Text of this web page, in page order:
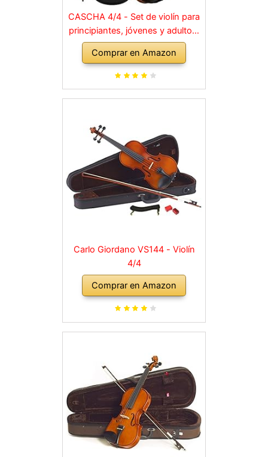
CASCHA 4/4 - Set de violín para
principiantes, jóvenes y adultos,
violín macizo con arco, colofonia,
cuerdas de repuesto, soporte
para hombro, maletín, abeto
Comprar en Amazon
Carlo Giordano VS144 - Violín
4/4
Comprar en Amazon